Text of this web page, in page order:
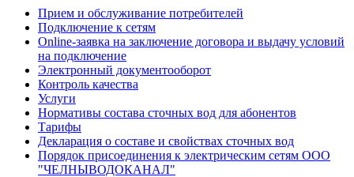
Прием и обслуживание потребителей
Подключение к сетям
Online-заявка на заключение договора и выдачу условий
на подключение
Электронный документооборот
Контроль качества
Услуги
Нормативы состава сточных вод для абонентов
Тарифы
Декларация о составе и свойствах сточных вод
Порядок присоединения к электрическим сетям ООО
"ЧЕЛНЫВОДОКАНАЛ"